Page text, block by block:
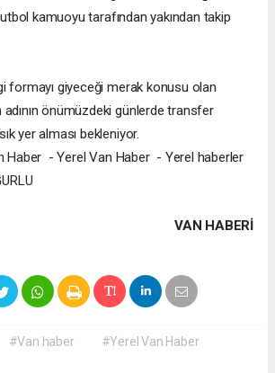
kamuoyu tarafından yakından takip
formayı giyeceği merak konusu olan
önümüzdeki günlerde transfer
yer alması bekleniyor.
Haber - Yerel Van Haber - Yerel haberler
VAN HABERİ
#Van haber
#Yerel Van Haber